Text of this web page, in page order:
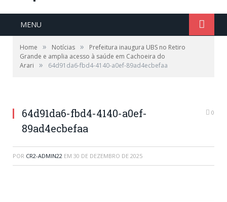
MENU
Home » Notícias »
Prefeitura inaugura UBS no Retiro
Grande e amplia acesso à saúde em Cachoeira do
Arari
» 64d91da6-fbd4-4140-a0ef-89ad4ecbefaa
64d91da6-fbd4-4140-a0ef-
89ad4ecbefaa
0
POR CR2-ADMIN22 EM 30 DE DEZEMBRO DE 2025